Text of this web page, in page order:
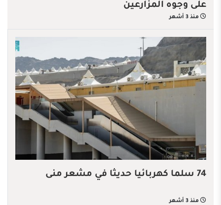
على وجوه المزارعين
منذ 3 أشهر
74 سلما كهربائيا حديثا في مشعر منى
منذ 3 أشهر